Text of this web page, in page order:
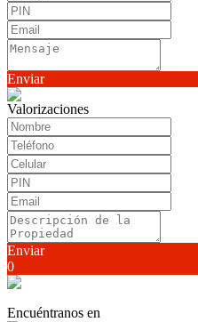
Enviar
Valorizaciones
Enviar
0
Encuéntranos en